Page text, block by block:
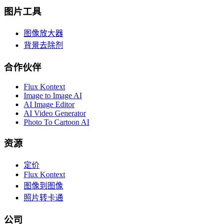
图片工具
图像放大器
背景去除剂
合作伙伴
Flux Kontext
Image to Image AI
AI Image Editor
AI Video Generator
Photo To Cartoon AI
资源
定价
Flux Kontext
图像到图像
照片转卡通
公司